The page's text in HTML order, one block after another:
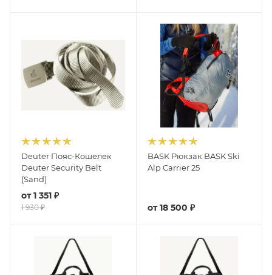
Deuter Пояс-Кошелек
Deuter Security Belt
(Sand)
от1 351 ₽
1 930 ₽
BASK Рюкзак BASK Ski
Alp Carrier 25
от18 500 ₽